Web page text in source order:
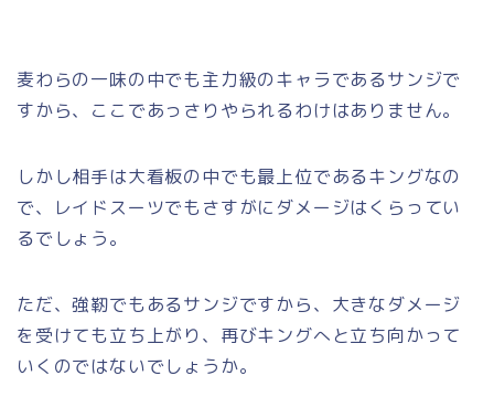
麦わらの一味の中でも主力級のキャラであるサンジで
すから、ここであっさりやられるわけはありません。
しかし相手は大看板の中でも最上位であるキングなの
で、レイドスーツでもさすがにダメージはくらってい
るでしょう。
ただ、強靭でもあるサンジですから、大きなダメージ
を受けても立ち上がり、再びキングへと立ち向かって
いくのではないでしょうか。